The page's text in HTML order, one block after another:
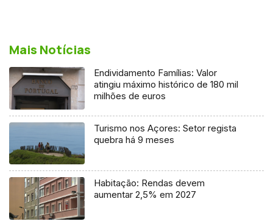
Mais Notícias
Endividamento Famílias: Valor
atingiu máximo histórico de 180 mil
milhões de euros
Turismo nos Açores: Setor regista
quebra há 9 meses
Habitação: Rendas devem
aumentar 2,5% em 2027